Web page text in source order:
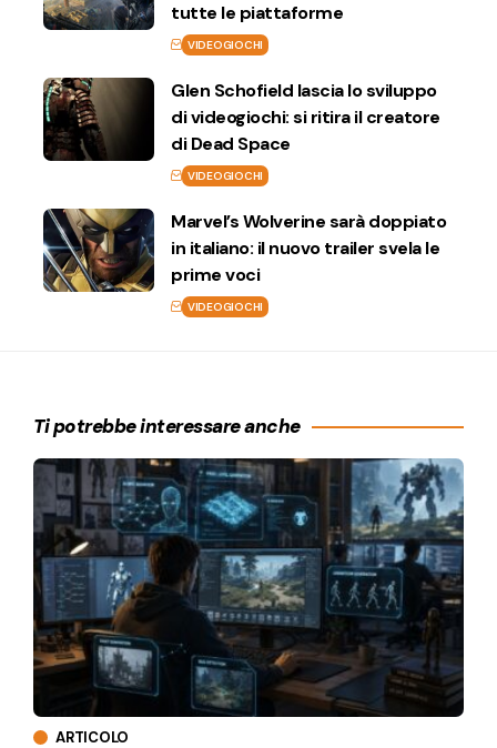
tutte le piattaforme
VIDEOGIOCHI
Glen Schofield lascia lo sviluppo
di videogiochi: si ritira il creatore
di Dead Space
VIDEOGIOCHI
Marvel’s Wolverine sarà doppiato
in italiano: il nuovo trailer svela le
prime voci
VIDEOGIOCHI
Ti potrebbe interessare anche
ARTICOLO